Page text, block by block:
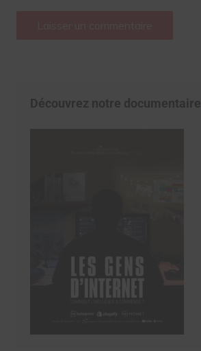
Découvrez notre documentaire